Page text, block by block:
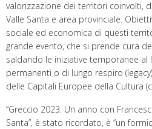
valorizzazione dei territori coinvolti,
Valle Santa e area provinciale.
sociale ed economica di questi
grande evento, che si prende cura
saldando le iniziative temporanee
permanenti o di lungo respiro
delle Capitali Europee della Cultura
“Greccio 2023. Un anno con
Santa”, è stato ricordato, è “un